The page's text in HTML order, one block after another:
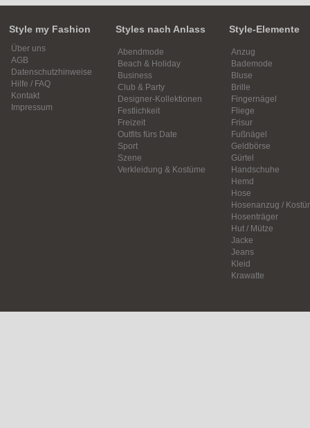
Style my Fashion
Über uns
AGB
Datenschutzhinweise
Hilfe / FAQ
Kontakt
Impressum
Styles nach Anlass
Abendmode
Beach & Holiday
Business
Club & Party
Designer-Kollektionen
Festlichkeit
Freizeit
Outfits fürs Date
Sport
Szene
Verkleidung & Kostüme
Style-Elemente
Anzug
Bademode
Bluse
Brille
Fingernägel
Fliege
Frisur
Fußnägel
Geldbörse
Gürtel
Handschuhe
Hemd
Hose
Hosenanzug /
Hosenträger
Hut / Mütze
Jacke
Jeans
Kleid
Krawatte